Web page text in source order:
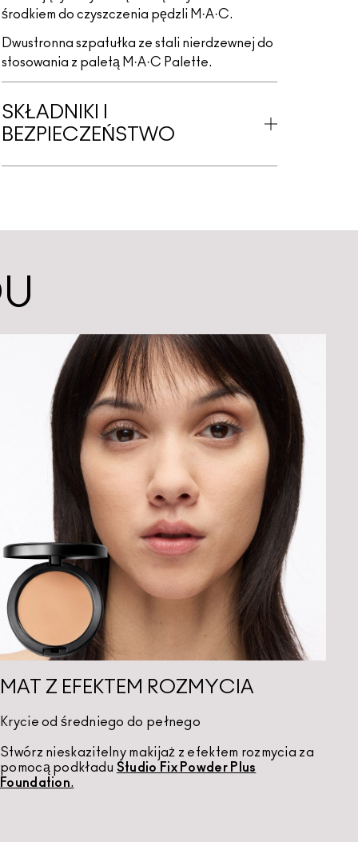
środkiem do czyszczenia pędzli M·A·C.
Dwustronna szpatułka ze stali nierdzewnej do
stosowania z paletą M·A·C Palette.
SKŁADNIKI I
BEZPIECZEŃSTWO
MAT Z EFEKTEM ROZMYCIA
Krycie od średniego do pełnego
Stwórz nieskazitelny makijaż z efektem rozmycia za
pomocą podkładu Studio Fix Powder Plus
Foundation.